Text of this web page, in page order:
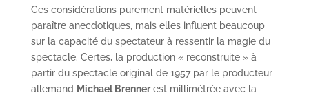
Ces considérations purement matérielles peuvent
paraître anecdotiques, mais elles influent beaucoup
sur la capacité du spectateur à ressentir la magie du
spectacle. Certes, la production « reconstruite » à
partir du spectacle original de 1957 par le producteur
allemand Michael Brennerest millimétrée avec la